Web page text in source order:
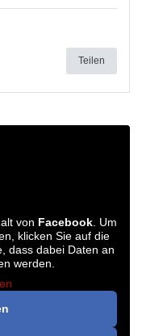
Teilen
von Facebook. Um
klicken Sie auf die
dass dabei Daten an
werden.